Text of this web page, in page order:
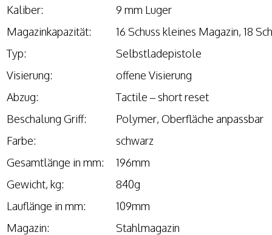
Kaliber:
9 mm Luger
Magazinkapazität:
16 Schuss kleines Magazin, 18
Typ:
Selbstladepistole
Visierung:
offene Visierung
Abzug:
Tactile – short reset
Beschalung Griff:
Polymer, Oberfläche anpassbar
Farbe:
schwarz
Gesamtlänge in mm:
196mm
Gewicht, kg:
840g
Lauflänge in mm:
109mm
Magazin:
Stahlmagazin